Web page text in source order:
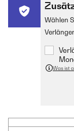
Wählen
Was ist